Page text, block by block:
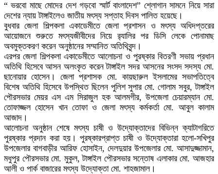
“ ভরবো মাছে মোদের দেশ গড়বো স্মার্ট বাংলাদেশ” শ্লোগান সামনে নিয়ে সারা
দেশের ন্যায় টাঙ্গাইলেও জাতীয় মৎস্য সপ্তাহ দিবস পালিত হয়েছে।
বুধবার জেলা শিল্পকলা একাডেমীতে জেলা প্রশাসন ও মৎস্য অধিদপ্তরের
আয়োজনে শুরুতে মৎস্যজীবীদের নিয়ে র‌্যালির পর ডিসি লেকে পোনামাছ
অবমুক্তকরণ করেন অনুষ্ঠানের সম্মানিত অতিথিবৃন্দ।
এরপর জেলা শিল্পকলা একাডেমীতে আলোচনা ও পুরষ্কার বিতরণী সভায় প্রধান
অতিথি হিসেবে আসন অলংকৃত করেন টাঙ্গাইল সদর আসনের সংসদ সদস্য মো.
ছানোয়ার হোসেন। জেলা প্রশাসক মো. কায়ছারুল ইসলামের সভাপতিত্বে
বিশেষ অতিথি হিসেবে উপস্থিত ছিলেন পুলিশ সুপার মো. গোলাম সবুর, টাঙ্গাইল
পৌরসভার মেয়র এস এম সিরাজুল হক আলমগীর, উপজেলা চেয়ারম্যান মো.
তোফাজ্জল হোসেন খান তোফা ও জেলা মৎস্য কর্মকর্তা মো. আবুল কালাম
আজাদ।
আলোচনা অনুষ্ঠান শেষে মৎস্য চাষী ও উদ্যোক্তাদের বিভিন্ন ক্যাটাগরিতে
পুরষ্কার প্রদান করা হয়। পুরষ্কারপ্রাপ্ত চাষী ও উদ্যোক্তারা হলো-সখিপুর
উপজেলার বাগবাড়ীর আরিফ হোসাইন, দেলদুয়ার উপজেলার মো. আসাদুজ্জামান,
মধুপুর পৌরসভার মো. মুকুল, টাঙ্গাইল পৌরসভার সন্তোষ এলাকার মো. আজহার
আলী ও পার্ক বাজারের মৎস্য উদ্যোক্তা মো. শাহজামাল।